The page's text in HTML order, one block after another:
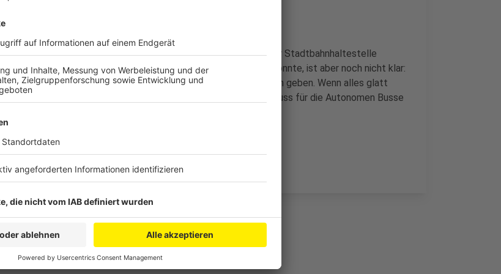
In Hürth ist die Strecke zwischen dem Friedhof in Efferen und der Stadtbahnhaltestelle
Efferen vorgesehen.Wie das Projekt in Hürth konkret aussehen könnte, ist aber noch nicht klar:
Laut den Grünen soll es aber noch in diesem Jahr grobe Planungen geben. Wenn alles glatt
geht, könnte dann innerhalb der nächsten drei Jahre der Startschuss für die Autonomen Busse
Anzeige